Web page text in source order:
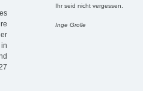
Ihr seid nicht vergessen.
Inge Grolle